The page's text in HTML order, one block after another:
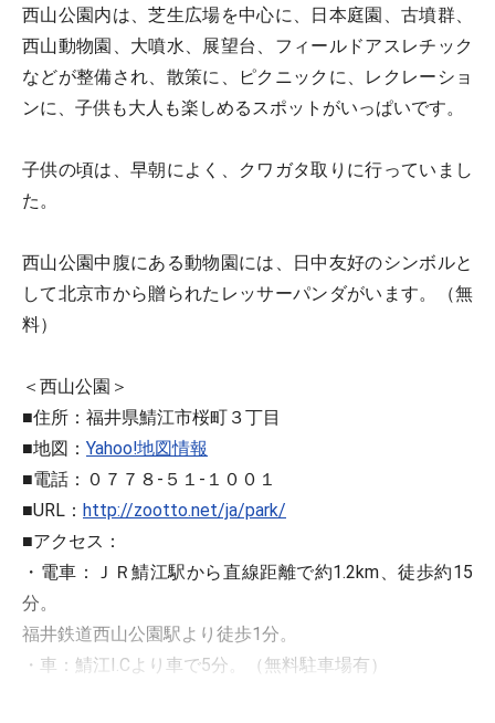
西山公園内は、芝生広場を中心に、日本庭園、古墳群、
西山動物園、大噴水、展望台、フィールドアスレチック
などが整備され、散策に、ピクニックに、レクレーショ
ンに、子供も大人も楽しめるスポットがいっぱいです。
子供の頃は、早朝によく、クワガタ取りに行っていまし
た。
西山公園中腹にある動物園には、日中友好のシンボルと
して北京市から贈られたレッサーパンダがいます。（無
料）
＜西山公園＞
■住所：福井県鯖江市桜町３丁目
■地図： Yahoo!地図情報
■電話：０７７８-５１-１００１
■URL： http://zootto.net/ja/park/
■アクセス：
・電車：ＪＲ鯖江駅から直線距離で約1.2km、徒歩約15
分。
福井鉄道西山公園駅より徒歩1分。
・車：鯖江I.Cより車で5分。（無料駐車場有）